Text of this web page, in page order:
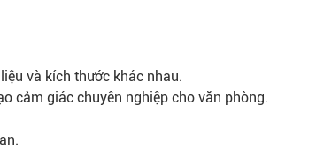
và kích thước khác nhau.
cảm giác chuyên nghiệp cho văn phòng.